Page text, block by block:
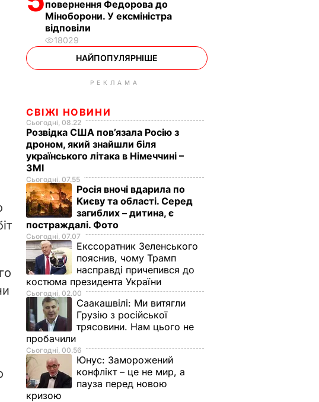
повернення Федорова до
Міноборони. У ексміністра
відповіли
18029
НАЙПОПУЛЯРНІШЕ
РЕКЛАМА
СВІЖІ НОВИНИ
Сьогодні, 08.22
Розвідка США пов’язала Росію з
дроном, який знайшли біля
українського літака в Німеччині –
ЗМІ
Сьогодні, 07.55
Росія вночі вдарила по
Києву та області. Серед
загиблих – дитина, є
постраждалі. Фото
Сьогодні, 07.07
Екссоратник Зеленського
пояснив, чому Трамп
насправді причепився до
костюма президента України
Сьогодні, 02.00
Саакашвілі: Ми витягли
Грузію з російської
трясовини. Нам цього не
пробачили
Сьогодні, 00.56
Юнус: Заморожений
конфлікт – це не мир, а
пауза перед новою
кризою